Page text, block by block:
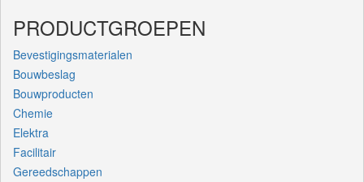
PRODUCTGROEPEN
Bevestigingsmaterialen
Bouwbeslag
Bouwproducten
Chemie
Elektra
Facilitair
Gereedschappen